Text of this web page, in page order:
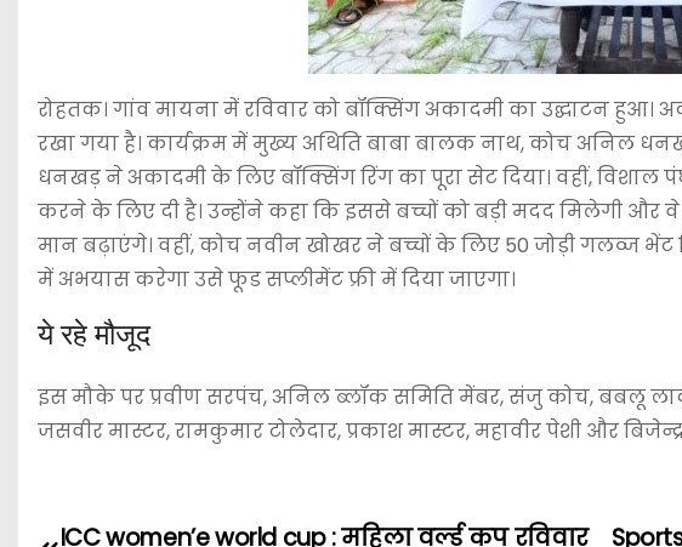
रोहतक। गांव मायना में रविवार को बॉक्सिंग अकादमी का उद्घाटन
रखा गया है। कार्यक्रम में मुख्य अथिति बाबा बालक नाथ, कोच अनिल
धनखड़ ने अकादमी के लिए बॉक्सिंग रिंग का पूरा सेट दिया। वहीं,
करने के लिए दी है। उन्होंने कहा कि इससे बच्चों को बड़ी मदद मिलेगी और वे
मान बढ़ाएंगे। वहीं, कोच नवीन खोखर ने बच्चों के लिए 50 जोड़ी गलव्ज भेंट
में अभयास करेगा उसे फूड सप्लीमेंट फ्री में दिया जाएगा।
ये रहे मौजूद
इस मौके पर प्रवीण सरपंच, अनिल ब्लॉक समिति मेंबर, संजु कोच, बबलू
जसवीर मास्टर, रामकुमार टोलेदार, प्रकाश मास्टर, महावीर पेशी और
ICC women’e world cup : महिला वर्ल्ड कप रविवार